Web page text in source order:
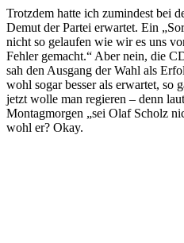
Trotzdem hatte ich zumindest bei
Demut der Partei erwartet. Ein
nicht so gelaufen wie wir es uns
Fehler gemacht.“ Aber nein, die
sah den Ausgang der Wahl als
wohl sogar besser als erwartet, so
jetzt wolle man regieren – denn
Montagmorgen „sei Olaf Scholz
wohl er? Okay.